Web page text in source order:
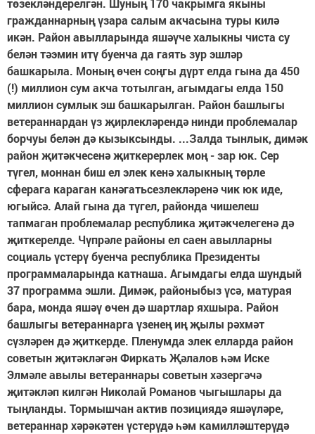
төзекләндерелгән. Шуның 170 чакрымга якыны
гражданнарның үзара салым акчасына туры килә
икән. Район авылларында яшәүче халыкны чиста су
белән тәэмин итү буенча да гаять зур эшләр
башкарыла. Моның өчен соңгы дүрт елда гына да 450
(!) миллион сум акча тотылган, агымдагы елда 150
миллион сумлык эш башкарылган. Район башлыгы
ветераннардан үз җирлекләрендә нинди проблемалар
борчуы белән дә кызыксынды. ...Залда тынлык, димәк
район җитәкчесенә җиткерерлек моң - зар юк. Сер
түгел, моннан биш ел элек кенә халыкның төрле
сферага караган канәгатьсезлекләренә чик юк иде,
югыйсә. Алай гына да түгел, районда чишелеш
тапмаган проблемалар республика җитәкчелегенә дә
җиткерелде. Чүпрәле районы ел саен авылларны
социаль үстерү буенча республика Президенты
программаларында катнаша. Агымдагы елда шундый
37 программа эшли. Димәк, районыбыз үсә, матурая
бара, монда яшәү өчен дә шартлар яхшыра. Район
башлыгы ветераннарга үзенең иң җылы рәхмәт
сүзләрен дә җиткерде. Пленумда элек елларда район
советын җитәкләгән Фиркать Җәлалов һәм Иске
Элмәле авылы ветераннары советын хәзергәчә
җитәкләп килгән Николай Романов чыгышлары да
тыңланды. Тормышчан актив позициядә яшәүләре,
ветераннар хәрәкәтен үстерүдә һәм камилләштерүдә